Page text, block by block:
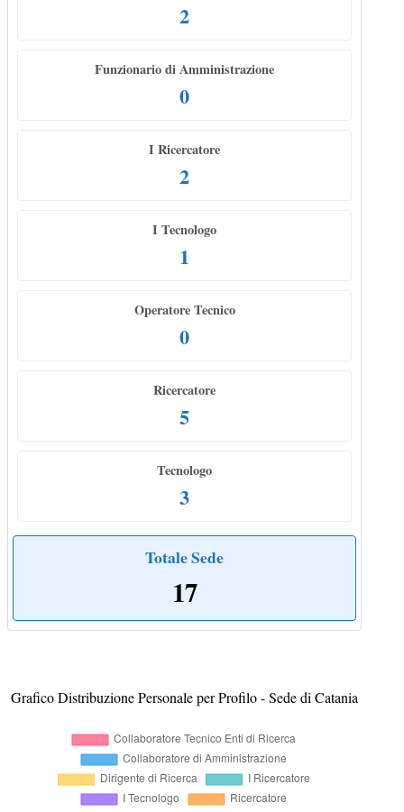
2
Funzionario di Amministrazione
0
I Ricercatore
2
I Tecnologo
1
Operatore Tecnico
0
Ricercatore
5
Tecnologo
3
Totale Sede
17
Grafico Distribuzione Personale per Profilo - Sede di Catania